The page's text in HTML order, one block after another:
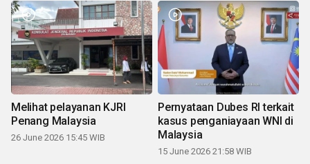
Melihat pelayanan KJRI
Penang Malaysia
26 June 2026 15:45 WIB
Pernyataan Dubes RI terkait
kasus penganiayaan WNI di
Malaysia
15 June 2026 21:58 WIB